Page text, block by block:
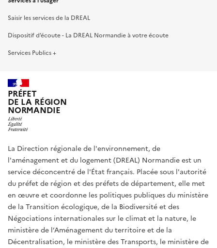
Saisir les services de la DREAL
Dispositif d’écoute - La DREAL Normandie à votre écoute
Services Publics +
PRÉFET
DE LA RÉGION
NORMANDIE
La Direction régionale de l'environnement, de
l'aménagement et du logement (DREAL) Normandie est un
service déconcentré de l'État français. Placée sous l'autorité
du préfet de région et des préfets de département, elle met
en œuvre et coordonne les politiques publiques du ministère
de la Transition écologique, de la Biodiversité et des
Négociations internationales sur le climat et la nature, le
ministère de l’Aménagement du territoire et de la
Décentralisation, le ministère des Transports, le ministère de